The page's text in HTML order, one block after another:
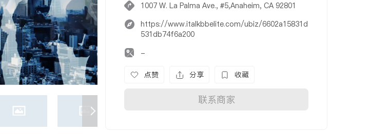
1007 W. La Palma Ave., #5,Anaheim, CA 92801
https://www.italkbbelite.com/ubiz/6602a15831d
531db74f6a200
-
点赞 分享 收藏
联系商家